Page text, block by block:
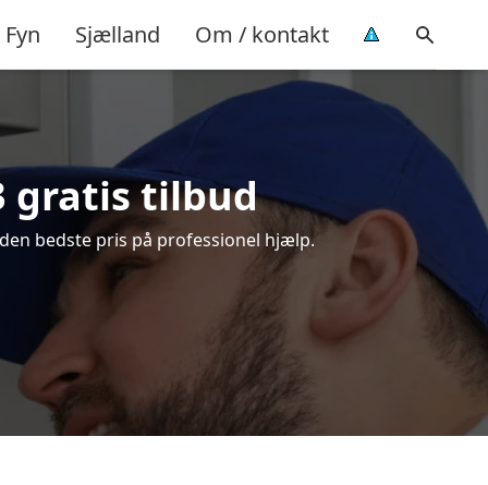
Fyn Sjælland Om / kontakt
gratis tilbud
bedste pris på professionel hjælp.